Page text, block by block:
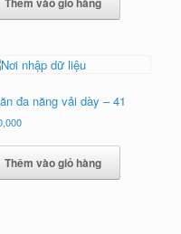
đa năng vải dày – 41
Thêm vào giỏ hàng